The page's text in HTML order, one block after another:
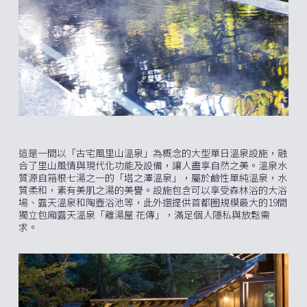
這是一間以「古宅風里山溫泉」為概念的大型單日溫泉設施，融
合了里山風情與現代化功能及設備，讓人盡享自然之美。溫泉水
質源自箱根七湯之一的「塔之澤溫泉」，屬於鹼性單純溫泉，水
質柔和，素有美肌之湯的美譽。設施包含可以享受森林浴的大浴
場、露天溫泉和陶壺浴池等，此外還提供首都圈規模最大的19間
獨立包廂露天溫泉「離湯屋 花傳」，滿足個人隱私與放鬆需
求。